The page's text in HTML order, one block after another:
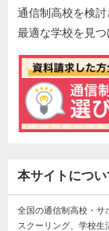
通信制高校を検討
最適な学校を見つ
本サイトについ
全国の通信制高校・サ
スクーリング、学校生